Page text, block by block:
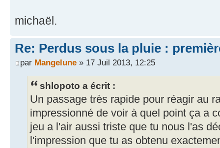
michaël.
Re: Perdus sous la pluie :
par Mangelune » 17 Juil 2013, 12:25
shlopoto a écrit :
Un passage très rapide pour réagir au
impressionné de voir à quel point ça a
jeu a l'air aussi triste que tu nous l'as
l'impression que tu as obtenu